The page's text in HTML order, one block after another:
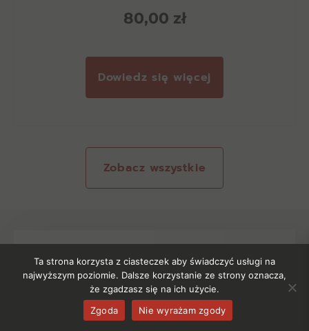
80,00 zł
Dowiedz się więcej
Zobacz wszystkie
Ta strona korzysta z ciasteczek aby świadczyć usługi na
najwyższym poziomie. Dalsze korzystanie ze strony oznacza,
że zgadzasz się na ich użycie.
Zgoda
Nie wyrażam zgody